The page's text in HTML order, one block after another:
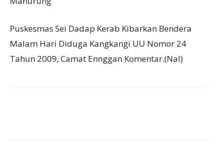
Puskesmas Sei Dadap Kerab Kibarkan Bendera
Malam Hari Diduga Kangkangi UU Nomor 24
Tahun 2009, Camat Ennggan Komentar.(Nal)